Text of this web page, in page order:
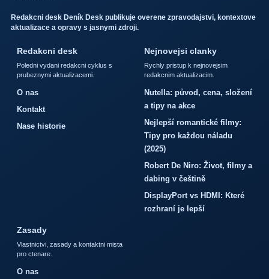
Redakcni desk Deník Desk publikuje overene zpravodajstvi, kontextove
aktualizace a opravy s jasnymi zdroji.
Redakcni desk
Poledni vydani redakcni cyklus s
prubeznymi aktualizacemi.
O nas
Kontakt
Nase historie
Nejnovejsi clanky
Rychly pristup k nejnovejsim
redakcnim aktualizacim.
Nutella: původ, cena, složení
a tipy na akce
Nejlepší romantické filmy:
Tipy pro každou náladu
(2025)
Robert De Niro: Život, filmy a
dabing v češtině
DisplayPort vs HDMI: Které
rozhraní je lepší
Zasady
Vlastnictvi, zasady a kontaktni mista
pro ctenare.
O nas